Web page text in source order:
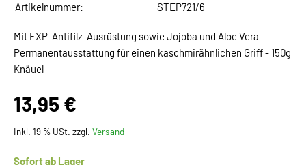
Artikelnummer: STEP721/6
Mit EXP-Antifilz-Ausrüstung sowie Jojoba und Aloe Vera
Permanentausstattung für einen kaschmirähnlichen Griff - 150g
Knäuel
13,95 €
Inkl. 19 % USt. zzgl. Versand
Sofort ab Lager